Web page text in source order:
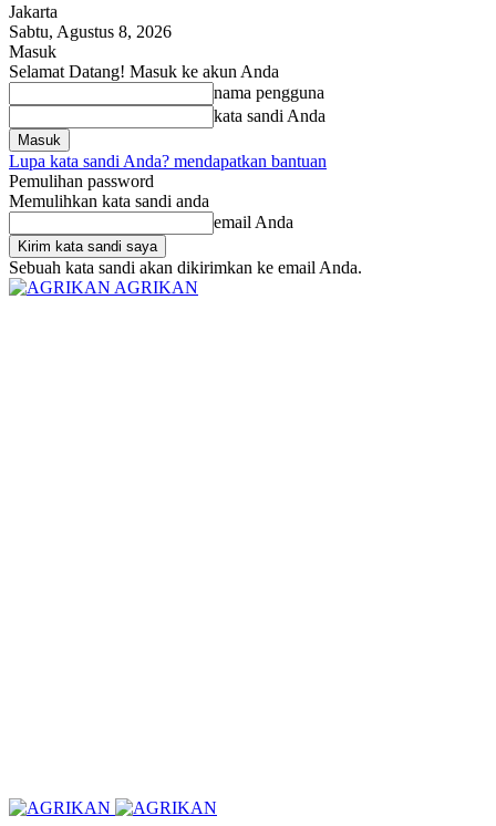
Jakarta
Sabtu, Agustus 8, 2026
Masuk
Selamat Datang! Masuk ke akun Anda
nama pengguna
kata sandi Anda
Lupa kata sandi Anda? mendapatkan bantuan
Pemulihan password
Memulihkan kata sandi anda
email Anda
Sebuah kata sandi akan dikirimkan ke email Anda.
AGRIKAN